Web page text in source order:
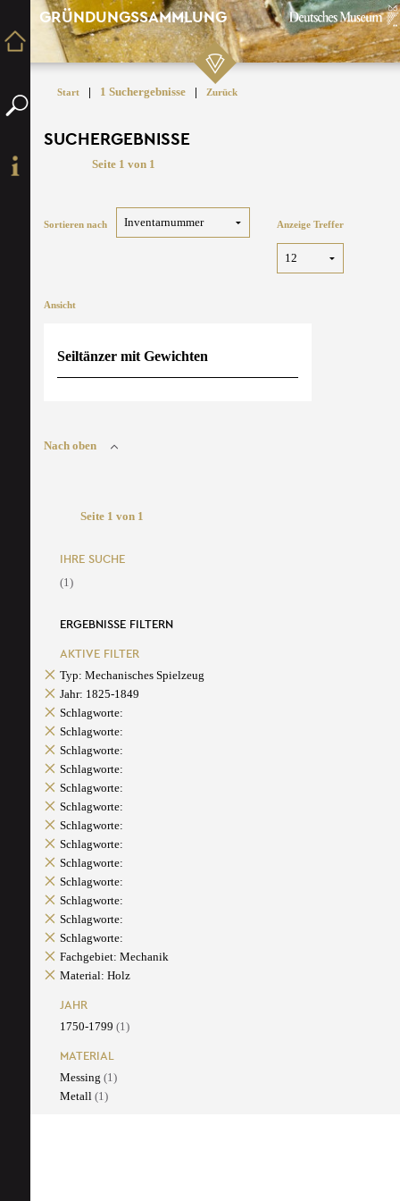
GRÜNDUNGSSAMMLUNG
Start | 1 Suchergebnisse | Zurück
SUCHERGEBNISSE
Seite 1 von 1
Sortieren nach Anzeige Treffer
Ansicht
Seiltänzer mit Gewichten
Nach oben
Seite 1 von 1
IHRE SUCHE
(1)
ERGEBNISSE FILTERN
AKTIVE FILTER
Typ: Mechanisches Spielzeug
Jahr: 1825-1849
Schlagworte:
Schlagworte:
Schlagworte:
Schlagworte:
Schlagworte:
Schlagworte:
Schlagworte:
Schlagworte:
Schlagworte:
Schlagworte:
Schlagworte:
Schlagworte:
Schlagworte:
Fachgebiet: Mechanik
Material: Holz
JAHR
1750-1799 (1)
MATERIAL
Messing (1)
Metall (1)